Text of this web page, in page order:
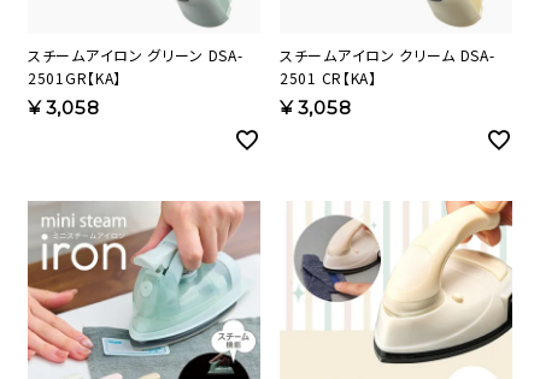
スチームアイロン グリーン DSA-
2501GR【KA】
¥3,058
スチームアイロン クリーム DSA-
2501 CR【KA】
¥3,058